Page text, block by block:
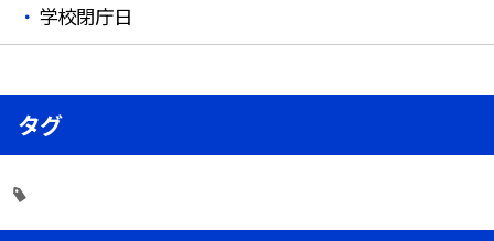
学校閉庁日
タグ